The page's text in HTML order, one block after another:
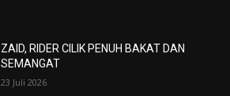
ZAID, RIDER CILIK PENUH BAKAT DAN
SEMANGAT
23 Juli 2026